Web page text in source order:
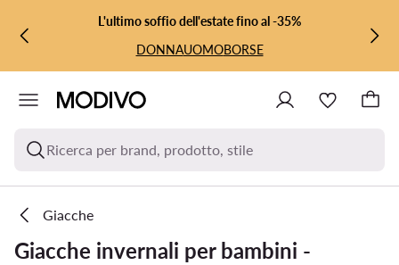
VAI AL CONTENUTO PRINCIPALE
VAI ALLA RICERCAL'ultimo soffio dell'estate fino al -35%
DONNAUOMOBORSE
Ricerca per brand, prodotto, stile
Giacche
Giacche invernali per bambini -